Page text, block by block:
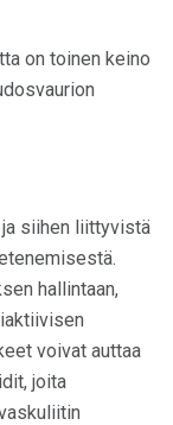
on toinen keino
siihen liittyvistä
hallintaan,
voivat auttaa
joita